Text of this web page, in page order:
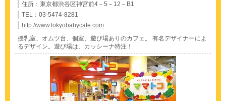
住所：東京都渋谷区神宮前4－5－12－B1
TEL：03-5474-8281
http://www.tokyobabycafe.com
授乳室、オムツ台、個室、遊び場ありのカフェ。 有名デザイナーによ
るデザイン。遊び場は、カッシーナ特注！